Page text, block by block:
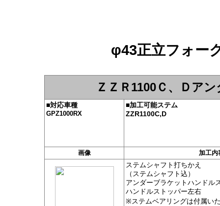
φ43正立フォー
ＺＺＲ1100Ｃ、Ｄア
■対応車種
GPZ1000RX
■加工可能ステム
ZZR1100C,D
画像 加工内
ステムシャフト打ちかえ
（ステムシャフト込）
アンダーブラケットハンドル
ハンドルストッパー左右
※ステムベアリングは付属い